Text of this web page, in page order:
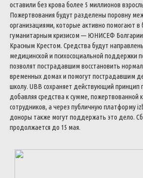
оставили без крова более 5 миллионов
Пожертвования будут разделены поровну
организациями, которые активно помогают в
гуманитарным кризисом — ЮНИСЕФ Болгарии
Красным Крестом. Средства будут
медицинской и психосоциальной поддержки
позволят пострадавшим восстановить
временных домахи помогут пострадавшим
школу. UBB сохраняет действующий принцип
добавляя средства ксумме, пожертвованной
сотрудников, а через публичную платформу
доноры также могут поддержать это дело.
продолжается до 15 мая.